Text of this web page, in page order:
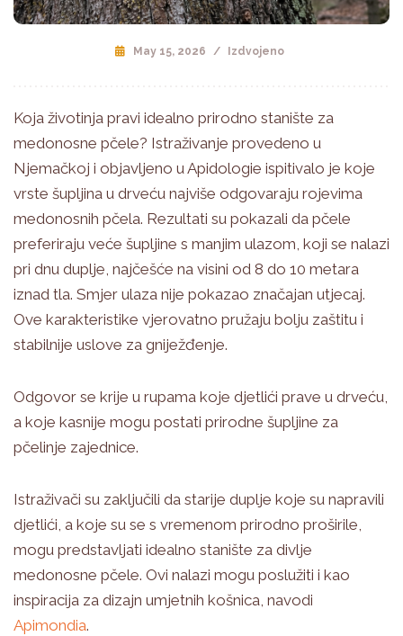
May 15, 2026 / Izdvojeno
Koja životinja pravi idealno prirodno stanište za
medonosne pčele? Istraživanje provedeno u
Njemačkoj i objavljeno u Apidologie ispitivalo je koje
vrste šupljina u drveću najviše odgovaraju rojevima
medonosnih pčela. Rezultati su pokazali da pčele
preferiraju veće šupljine s manjim ulazom, koji se nalazi
pri dnu duplje, najčešće na visini od 8 do 10 metara
iznad tla. Smjer ulaza nije pokazao značajan utjecaj.
Ove karakteristike vjerovatno pružaju bolju zaštitu i
stabilnije uslove za gniježđenje.
Odgovor se krije u rupama koje djetlići prave u drveću,
a koje kasnije mogu postati prirodne šupljine za
pčelinje zajednice.
Istraživači su zaključili da starije duplje koje su napravili
djetlići, a koje su se s vremenom prirodno proširile,
mogu predstavljati idealno stanište za divlje
medonosne pčele. Ovi nalazi mogu poslužiti i kao
inspiracija za dizajn umjetnih košnica, navodi
Apimondia.